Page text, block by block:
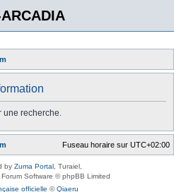
une recherche.
Fuseau horaire sur UTC+02:00
by Zuma Portal , Turaiel,
Software © phpBB Limited
officielle ©Qiaeru